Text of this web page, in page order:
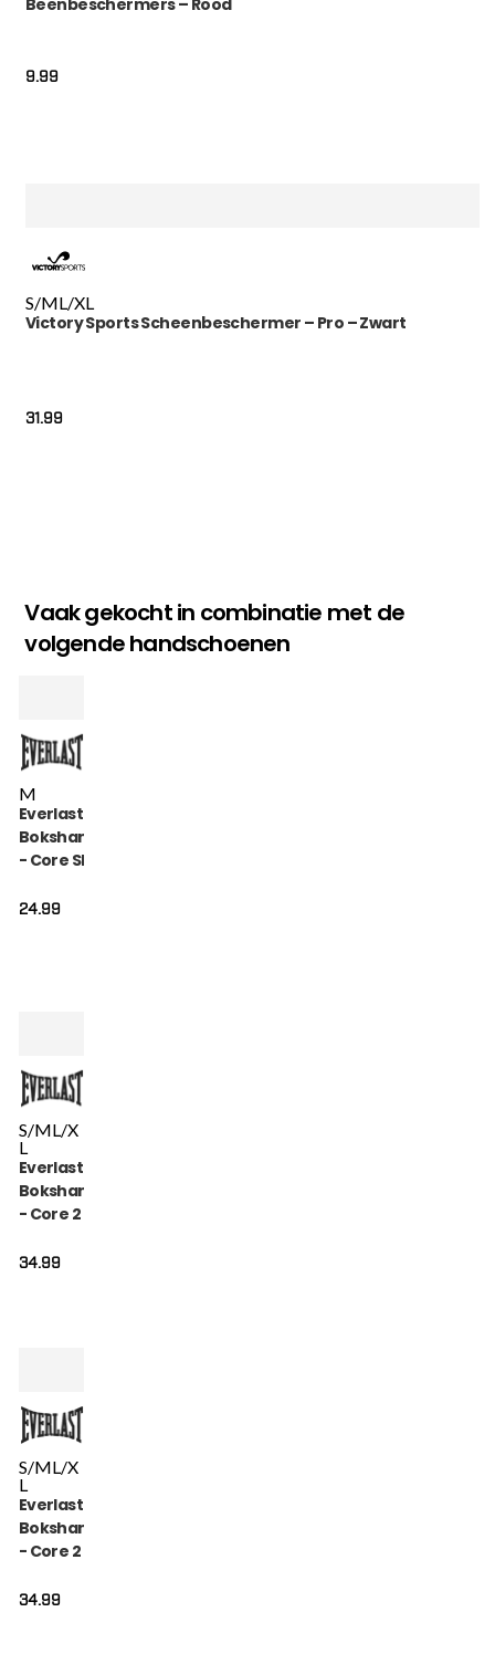
Beenbeschermers – Rood
9.99
S/ML/XL
Victory Sports Scheenbeschermer – Pro – Zwart
31.99
Vaak gekocht in combinatie met de
volgende handschoenen
M
Everlast
Bokshandschoen
- Core Slip On -
24.99
S/ML/X
L
Everlast
Bokshandschoen
- Core 2 - Wit
34.99
S/ML/X
L
Everlast
Bokshandschoen
- Core 2 Training
34.99